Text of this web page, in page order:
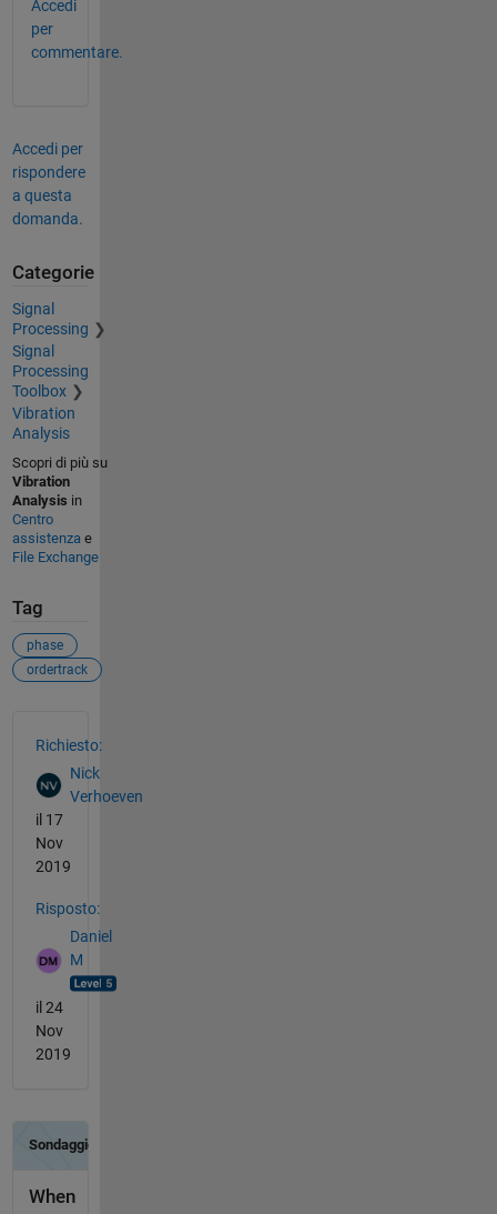
Accedi
per
commentare.
Accedi per
rispondere
a questa
domanda.
Categorie
Signal
Processing
Signal
Processing
Toolbox
Vibration
Analysis
Scopri di più su
Vibration
Analysis in
Centro
assistenza e
File Exchange
Tag
phase
ordertrack
Richiesto:
Nick
Verhoeven
il 17
Nov
2019
Risposto:
Daniel
M
il 24
Nov
2019